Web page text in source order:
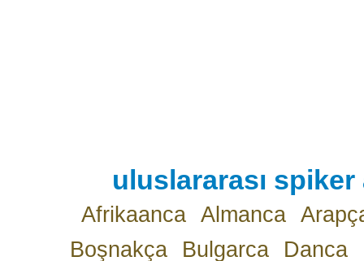
uluslararası
Afrikaanca Almanca
Boşnakça
Bulgarca Danca